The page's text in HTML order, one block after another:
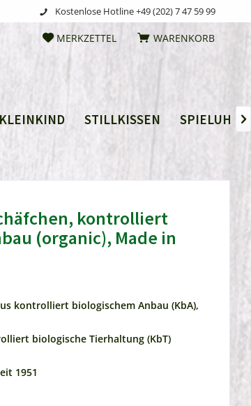
Kostenlose Hotline +49 (202) 7 47 59 99
WARENKORB
MERKZETTEL
STILLKISSEN 
kontrolliert
(organic), Made in
kontrolliert biologischem Anbau (KbA),
biologische Tierhaltung (KbT)
1951